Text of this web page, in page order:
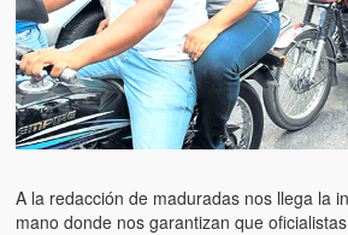
A la redacción de maduradas nos llega la
mano donde nos garantizan que